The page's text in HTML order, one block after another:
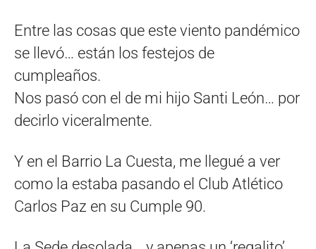
Entre las cosas que este viento pandémico
se llevó… están los festejos de
cumpleaños.
Nos pasó con el de mi hijo Santi León… por
decirlo viceralmente.
Y en el Barrio La Cuesta, me llegué a ver
como la estaba pasando el Club Atlético
Carlos Paz en su Cumple 90.